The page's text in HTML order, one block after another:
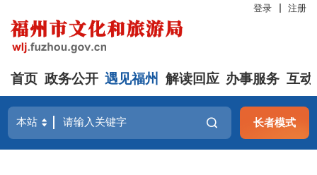
登录 注册
首页 政务公开 遇见福州 解读回应 办事服务 互动
长者模式